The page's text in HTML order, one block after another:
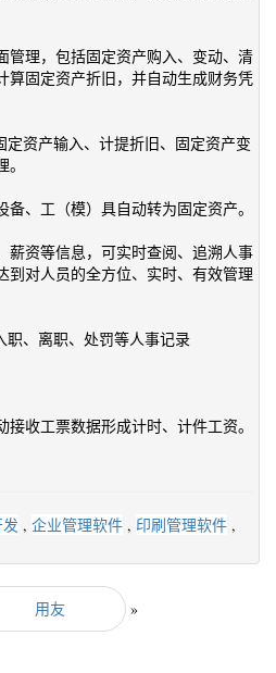
管理，包括固定资产购入、变动、清
算固定资产折旧，并自动生成财务凭
资产输入、计提折旧、固定资产变
、工（模）具自动转为固定资产。
薪资等信息，可实时查阅、追溯人事
到对人员的全方位、实时、有效管理
职、离职、处罚等人事记录
收工票数据形成计时、计件工资。
, 企业管理软件 , 印刷管理软件 ,
用友 »